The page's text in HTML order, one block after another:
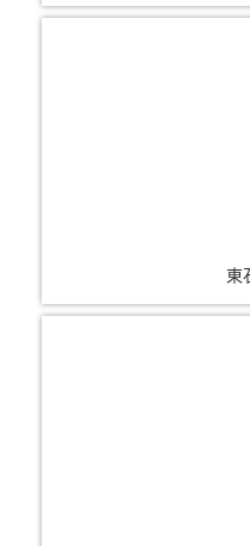
東